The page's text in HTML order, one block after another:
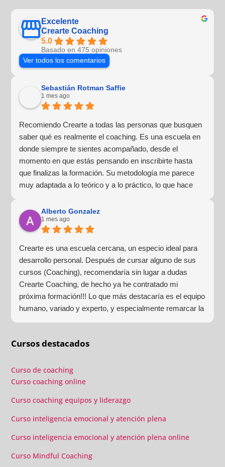
Excelente
Crearte Coaching
5.0
Basado en 475 opiniones
Ver todos los comentarios
Sebastián Rotman Saffie
1 mes ago
Recomiendo Crearte a todas las personas que busquen
saber qué es realmente el coaching. Es una escuela en
donde siempre te sientes acompañado, desde el
momento en que estás pensando en inscribirte hasta
que finalizas la formación. Su metodología me parece
muy adaptada a lo teórico y a lo práctico, lo que hace
¡Para mí fue una excelente experiencia!
Alberto Gonzalez
1 mes ago
Crearte es una escuela cercana, un especio ideal para
desarrollo personal. Después de cursar alguno de sus
cursos (Coaching), recomendaría sin lugar a dudas
Crearte Coaching, de hecho ya he contratado mi
próxima formación!!! Lo que más destacaría es el equipo
humano, variado y experto, y especialmente remarcar la
añadido con multitud de formaciones, seminarios y
gran liderazgo de Beatriz Ricondo!!!
Cursos destacados
Curso de coaching
Curso coaching online
Curso coaching equipos y liderazgo
Curso inteligencia emocional y atención plena
Curso inteligencia emocional y atención plena online
Curso Mindful Coaching